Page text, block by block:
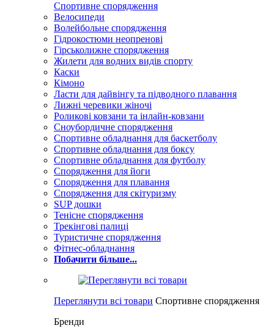
Спортивне спорядження
Велосипеди
Волейбольне спорядження
Гідрокостюми неопренові
Гірськолижне спорядження
Жилети для водних видів спорту
Каски
Кімоно
Ласти для дайвінгу та підводного плавання
Лижні черевики жіночі
Роликові ковзани та інлайн-ковзани
Сноубордичне спорядження
Спортивне обладнання для баскетболу
Спортивне обладнання для боксу
Спортивне обладнання для футболу
Спорядження для йоги
Спорядження для плавання
Спорядження для скітуризму
SUP дошки
Тенісне спорядження
Трекінгові палиці
Туристичне спорядження
Фітнес-обладнання
Побачити більше...
Переглянути всі товари Спортивне спорядження
Бренди